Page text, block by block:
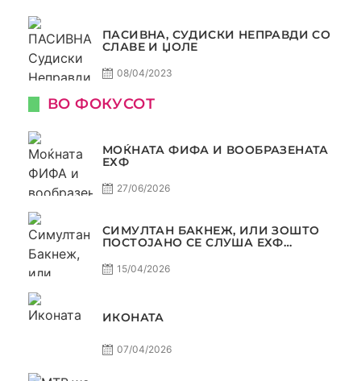
ПАСИВНА, СУДИСКИ НЕПРАВДИ СО
СЛАВЕ И ЏОЛЕ
08/04/2023
ВО ФОКУСОТ
МОЌНАТА ФИФА И ВООБРАЗЕНАТА
ЕХФ
27/06/2026
СИМУЛТАН БАКНЕЖ, ИЛИ ЗОШТО
ПОСТОЈАНО СЕ СЛУША ЕХФ
15/04/2026
ИКОНАТА
07/04/2026